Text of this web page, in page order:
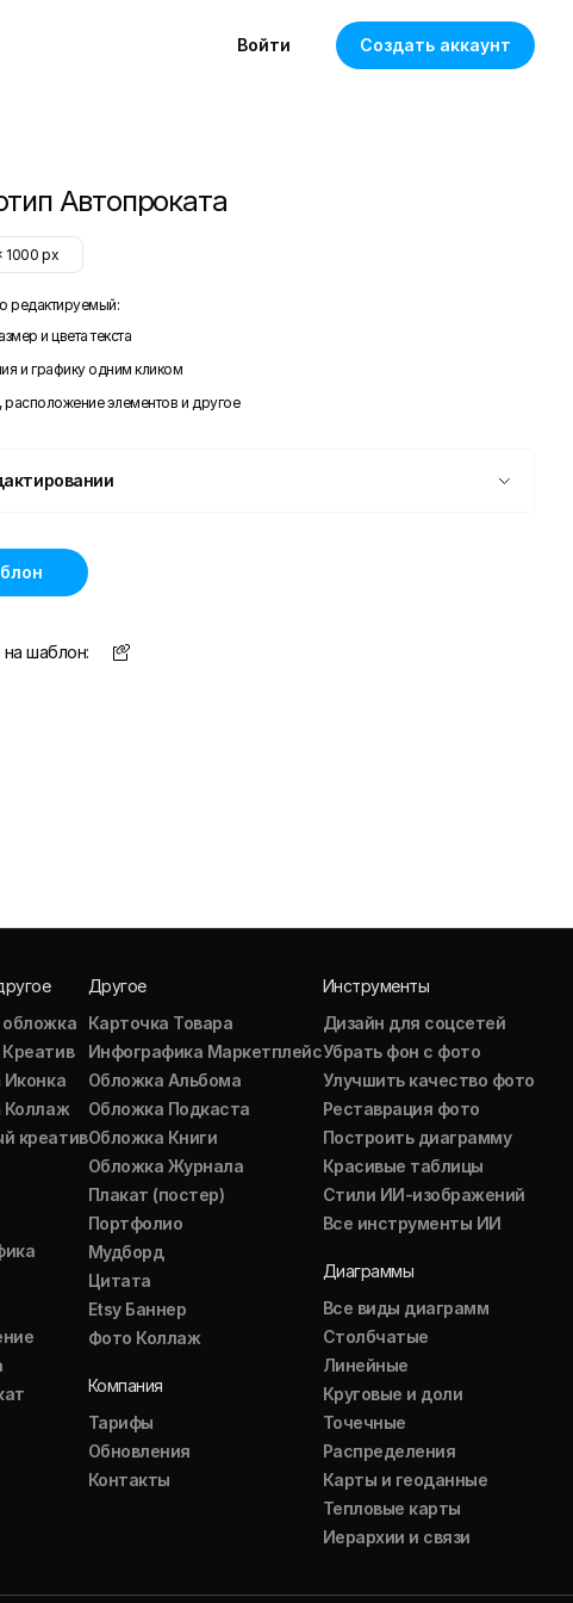
Войти Создать аккаунт
Автопроката
1000 px
редактируемый:
и цвета текста
и графику одним кликом
расположение элементов и другое
шаблон:
обложка
Иконка
Коллаж
креатив
Другое
Карточка Товара
Инфографика Маркетплейс
Обложка Альбома
Обложка Подкаста
Обложка Книги
Обложка Журнала
Плакат (постер)
Портфолио
Мудборд
Цитата
Etsy Баннер
Фото Коллаж
Компания
Тарифы
Обновления
Контакты
Инструменты
Дизайн для соцсетей
Убрать фон с фото
Улучшить качество фото
Реставрация фото
Построить диаграмму
Красивые таблицы
Стили ИИ-изображений
Все инструменты ИИ
Диаграммы
Все виды диаграмм
Столбчатые
Линейные
Круговые и доли
Точечные
Распределения
Карты и геоданные
Тепловые карты
Иерархии и связи